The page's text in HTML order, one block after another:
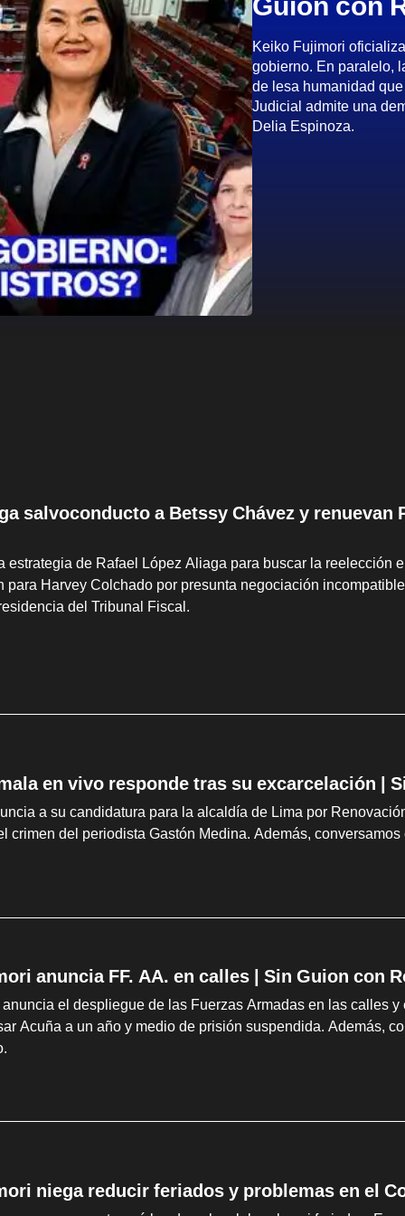
Keiko Fujimori
gobierno. En paralelo,
de lesa humanidad
Judicial admite una
Delia Espinoza.
salvoconducto a Betssy Chávez y renuevan
estrategia de Rafael López Aliaga para buscar la reelección
para Harvey Colchado por presunta negociación
del Tribunal Fiscal.
en vivo responde tras su excarcelación |
a su candidatura para la alcaldía de Lima por
crimen del periodista Gastón Medina. Además,
anuncia FF. AA. en calles | Sin Guion con
el despliegue de las Fuerzas Armadas en las calles
Acuña a un año y medio de prisión suspendida. Además,
niega reducir feriados y problemas en el